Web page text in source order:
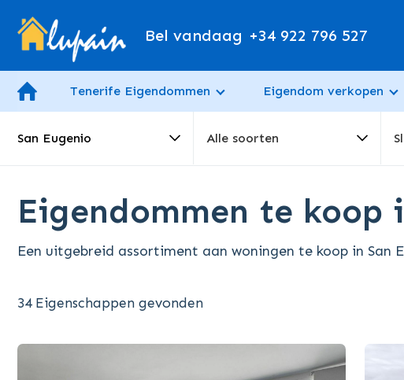
Bel vandaag +34 922 796 527
Tenerife Eigendommen Eigendom verkopen
San Eugenio Alle soorten
Eigendommen te koop
Een uitgebreid assortiment aan woningen te koop in San
34 Eigenschappen gevonden